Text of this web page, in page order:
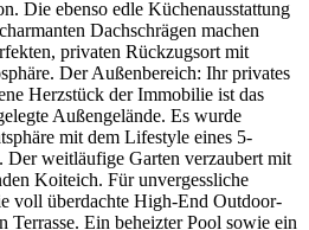
Die ebenso edle Küchenausstattung
Dachschrägen machen
privaten Rückzugsort mit
Der Außenbereich: Ihr privates
Herzstück der Immobilie ist das
Außengelände. Es wurde
mit dem Lifestyle eines 5-
Der weitläufige Garten verzaubert mit
Koiteich. Für unvergessliche
voll überdachte High-End Outdoor-
Ein beheizter Pool sowie ein